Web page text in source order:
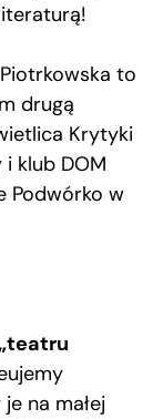
to
drugą
Krytyki
klub DOM
Podwórko w
na małej